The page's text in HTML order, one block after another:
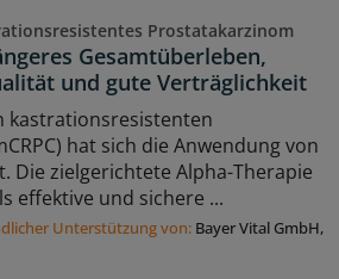
Prostatakarzinom
Gesamtüberleben,
und gute Verträglichkeit
kastrationsresistenten
hat sich die Anwendung von
Die zielgerichtete Alpha-Therapie
effektive und sichere ...
Unterstützung von: Bayer Vital GmbH,